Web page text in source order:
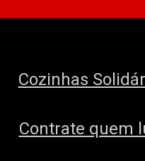
Cozinhas
Contrate quem